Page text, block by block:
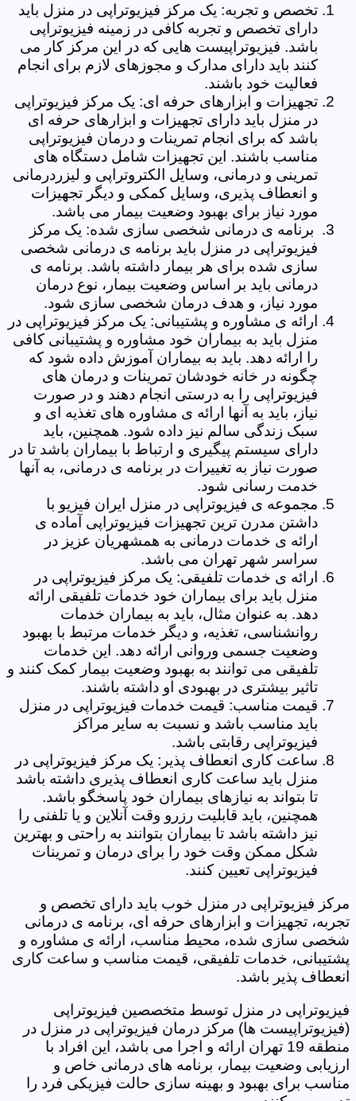
تخصص و تجربه: یک مرکز فیزیوتراپی در منزل باید
دارای تخصص و تجربه کافی در زمینه فیزیوتراپی
باشد. فیزیوتراپیست هایی که در این مرکز کار می
کنند باید دارای مدارک و مجوزهای لازم برای انجام
فعالیت خود باشند.
تجهیزات و ابزارهای حرفه ای: یک مرکز فیزیوتراپی
در منزل باید دارای تجهیزات و ابزارهای حرفه ای
باشد که برای انجام تمرینات و درمان فیزیوتراپی
مناسب باشند. این تجهیزات شامل دستگاه های
تمرینی و درمانی، وسایل الکتروتراپی و لیزردرمانی
و انعطاف پذیری، وسایل کمکی و دیگر تجهیزات
مورد نیاز برای بهبود وضعیت بیمار می باشد.
برنامه ی درمانی شخصی سازی شده: یک مرکز
فیزیوتراپی در منزل باید برنامه ی درمانی شخصی
سازی شده برای هر بیمار داشته باشد. برنامه ی
درمانی باید بر اساس وضعیت بیمار، نوع درمان
مورد نیاز، و هدف درمان شخصی سازی شود.
ارائه ی مشاوره و پشتیبانی: یک مرکز فیزیوتراپی در
منزل باید به بیماران خود مشاوره و پشتیبانی کافی
را ارائه دهد. باید به بیماران آموزش داده شود که
چگونه در خانه خودشان تمرینات و درمان های
فیزیوتراپی را به درستی انجام دهند و در صورت
نیاز، باید به آنها ارائه ی مشاوره های تغذیه ای و
سبک زندگی سالم نیز داده شود. همچنین، باید
دارای سیستم پیگیری و ارتباط با بیماران باشد تا در
صورت نیاز به تغییرات در برنامه ی درمانی، به آنها
خدمت رسانی شود.
مجموعه ی فیزیوتراپی در منزل ایران فیزیو با
داشتن مدرن ترین تجهیزات فیزیوتراپی آماده ی
ارائه ی خدمات درمانی به همشهریان عزیز در
سراسر شهر تهران می باشد.
ارائه ی خدمات تلفیقی: یک مرکز فیزیوتراپی در
منزل باید برای بیماران خود خدمات تلفیقی ارائه
دهد. به عنوان مثال، باید به بیماران خدمات
روانشناسی، تغذیه، و دیگر خدمات مرتبط با بهبود
وضعیت جسمی وروانی ارائه دهد. این خدمات
تلفیقی می توانند به بهبود وضعیت بیمار کمک کنند و
تاثیر بیشتری در بهبودی او داشته باشند.
قیمت مناسب: قیمت خدمات فیزیوتراپی در منزل
باید مناسب باشد و نسبت به سایر مراکز
فیزیوتراپی رقابتی باشد.
ساعت کاری انعطاف پذیر: یک مرکز فیزیوتراپی در
منزل باید ساعت کاری انعطاف پذیری داشته باشد
تا بتواند به نیازهای بیماران خود پاسخگو باشد.
همچنین، باید قابلیت رزرو وقت آنلاین و یا تلفنی را
نیز داشته باشد تا بیماران بتوانند به راحتی و بهترین
شکل ممکن وقت خود را برای درمان و تمرینات
فیزیوتراپی تعیین کنند.
مرکز فیزیوتراپی در منزل خوب باید دارای تخصص و
تجربه، تجهیزات و ابزارهای حرفه ای، برنامه ی درمانی
شخصی سازی شده، محیط مناسب، ارائه ی مشاوره و
پشتیبانی، خدمات تلفیقی، قیمت مناسب و ساعت کاری
انعطاف پذیر باشد.
فیزیوتراپی در منزل توسط متخصصین فیزیوتراپی
(فیزیوتراپیست ها) مرکز درمان فیزیوتراپی در منزل در
منطقه 19 تهران ارائه و اجرا می باشد، این افراد با
ارزیابی وضعیت بیمار، برنامه های درمانی خاص و
مناسب برای بهبود و بهینه سازی حالت فیزیکی فرد را